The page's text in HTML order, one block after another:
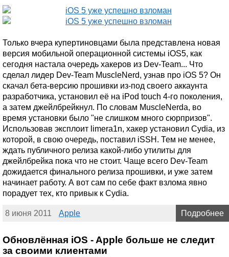
Только вчера купертиновцами была представлена новая
версия мобильной операционной системы iOS5, как
сегодня настала очередь хакеров из Dev-Team... Что
сделал лидер Dev-Team MuscleNerd, узнав про iOS 5? Он
скачал бета-версию прошивки из-под своего аккаунта
разработчика, установил её на iPod touch 4-го поколения,
а затем джейлбрейкнул. По словам MuscleNerdа, во
время установки было "не слишком много сюрпризов".
Использовав эксплоит limera1n, хакер установил Cydia, из
которой, в свою очередь, поставил iSSH. Тем не менее,
ждать публичного релиза какой-либо утилиты для
джейлбрейка пока что не стоит. Чаще всего Dev-Team
дожидается финального релиза прошивки, и уже затем
начинает работу. А вот сам по себе факт взлома явно
порадует тех, кто привык к Cydia.
8 июня 2011 Apple Подробнее
Обновлённая iOS - Apple больше не следит
за своими клиентами